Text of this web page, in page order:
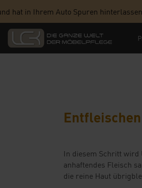
in Ihrem Auto Spuren hinterlassen?
Entfleischen
In diesem Schritt wird
anhaftendes Fleisch
die reine Haut